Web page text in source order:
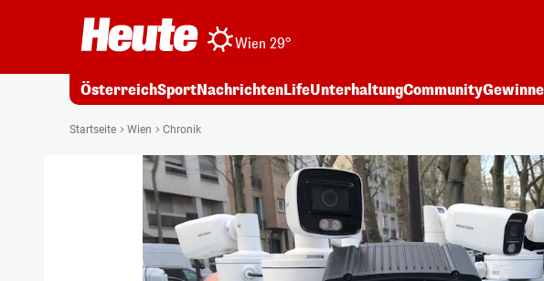
Wien 29°
ÖsterreichSportNachrichtenLifeUnterhaltungCommunity
Startseite Wien Chronik